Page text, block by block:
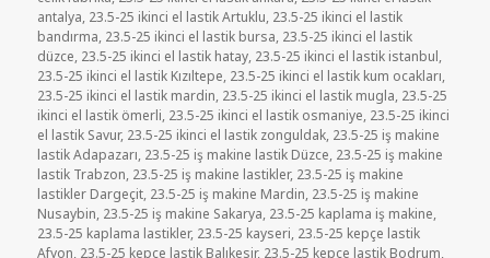
antalya, 23.5-25 ikinci el lastik Artuklu, 23.5-25 ikinci el lastik
bandırma, 23.5-25 ikinci el lastik bursa, 23.5-25 ikinci el lastik
düzce, 23.5-25 ikinci el lastik hatay, 23.5-25 ikinci el lastik istanbul,
23.5-25 ikinci el lastik Kızıltepe, 23.5-25 ikinci el lastik kum ocakları,
23.5-25 ikinci el lastik mardin, 23.5-25 ikinci el lastik mugla, 23.5-25
ikinci el lastik ömerli, 23.5-25 ikinci el lastik osmaniye, 23.5-25 ikinci
el lastik Savur, 23.5-25 ikinci el lastik zonguldak, 23.5-25 iş makine
lastik Adapazarı, 23.5-25 iş makine lastik Düzce, 23.5-25 iş makine
lastik Trabzon, 23.5-25 iş makine lastikler, 23.5-25 iş makine
lastikler Dargeçit, 23.5-25 iş makine Mardin, 23.5-25 iş makine
Nusaybin, 23.5-25 iş makine Sakarya, 23.5-25 kaplama iş makine,
23.5-25 kaplama lastikler, 23.5-25 kayseri, 23.5-25 kepçe lastik
Afyon, 23.5-25 kepçe lastik Balıkesir, 23.5-25 kepçe lastik Bodrum,